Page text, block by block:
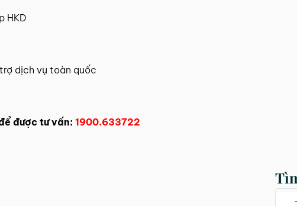
HKD
dịch vụ toàn quốc
được tư vấn: 1900.633722